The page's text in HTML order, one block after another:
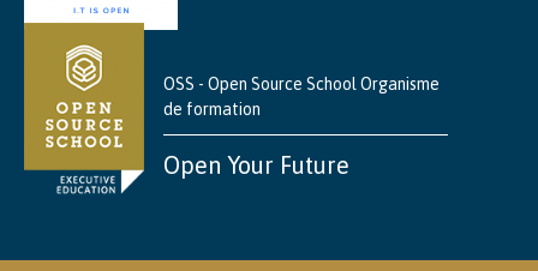
OSS - Open Source School Organisme
de formation
Open Your Future